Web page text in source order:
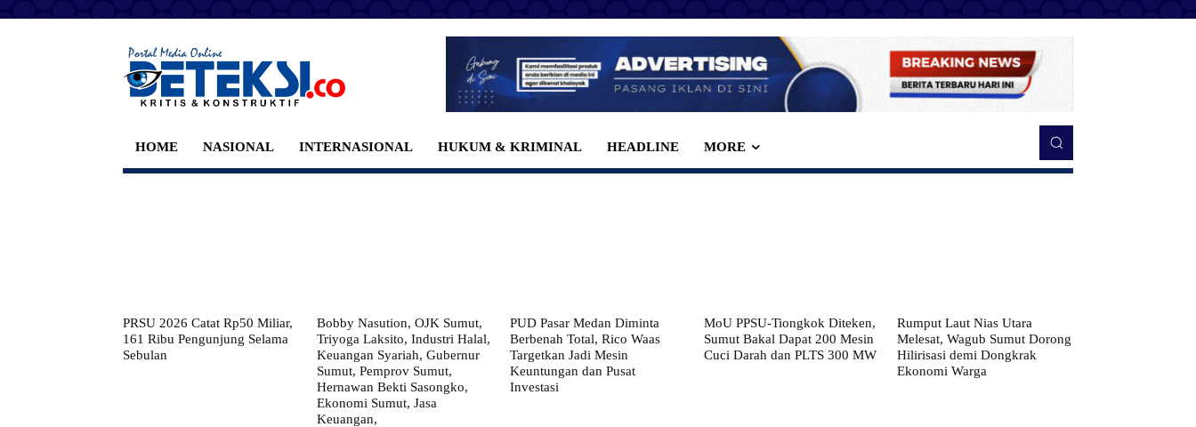
HOME NASIONAL INTERNASIONAL HUKUM & KRIMINAL HEADLINE MORE
PRSU 2026 Catat Rp50 Miliar,
161 Ribu Pengunjung Selama
Sebulan
Bobby Nasution, OJK Sumut,
Triyoga Laksito, Industri Halal,
Keuangan Syariah, Gubernur
Sumut, Pemprov Sumut,
Hernawan Bekti Sasongko,
Ekonomi Sumut, Jasa
Keuangan,
PUD Pasar Medan Diminta
Berbenah Total, Rico Waas
Targetkan Jadi Mesin
Keuntungan dan Pusat
Investasi
MoU PPSU-Tiongkok Diteken,
Sumut Bakal Dapat 200 Mesin
Cuci Darah dan PLTS 300 MW
Rumput Laut Nias Utara
Melesat, Wagub Sumut Dorong
Hilirisasi demi Dongkrak
Ekonomi Warga